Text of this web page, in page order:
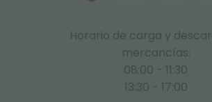
Horario de carga y
mercancías:
08:00 - 11:30
13:30 - 17:00